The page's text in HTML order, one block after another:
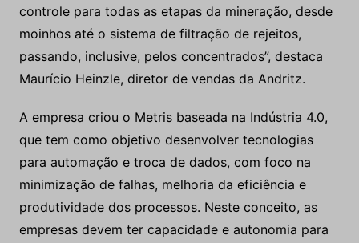
controle para todas as etapas da mineração, desde
moinhos até o sistema de filtração de rejeitos,
passando, inclusive, pelos concentrados”, destaca
Maurício Heinzle, diretor de vendas da Andritz.
A empresa criou o Metris baseada na Indústria 4.0,
que tem como objetivo desenvolver tecnologias
para automação e troca de dados, com foco na
minimização de falhas, melhoria da eficiência e
produtividade dos processos. Neste conceito, as
empresas devem ter capacidade e autonomia para